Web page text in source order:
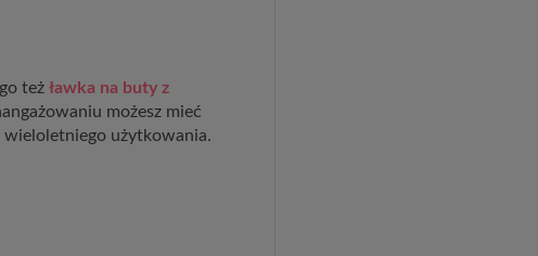
też ławka na buty z
możesz mieć
wieloletniego użytkowania.